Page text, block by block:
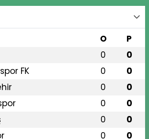
O P
0 0
FK 0 0
0 0
0 0
0 0
0 0